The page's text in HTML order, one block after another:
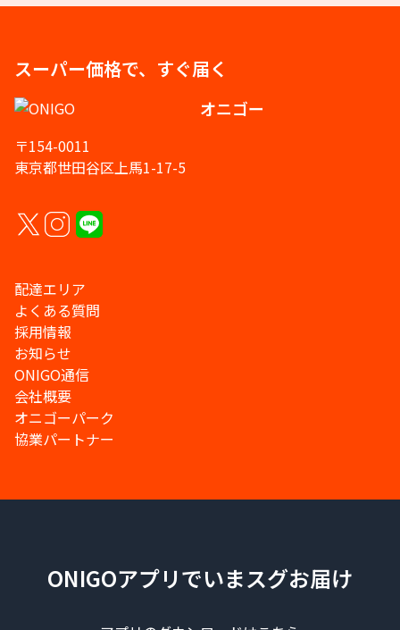
スーパー価格で、すぐ届く
オニゴー
〒154-0011
東京都世田谷区上馬1-17-5
配達エリア
よくある質問
採用情報
お知らせ
ONIGO通信
会社概要
オニゴーパーク
協業パートナー
ONIGOアプリでいまスグお届け